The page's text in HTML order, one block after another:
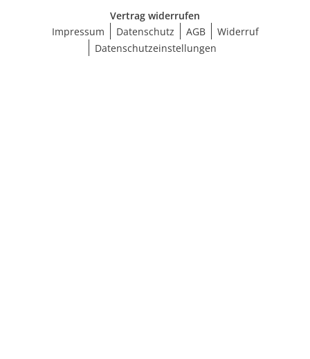
Vertrag widerrufen
Impressum
Datenschutz AGB
Widerruf
Datenschutzeinstellungen